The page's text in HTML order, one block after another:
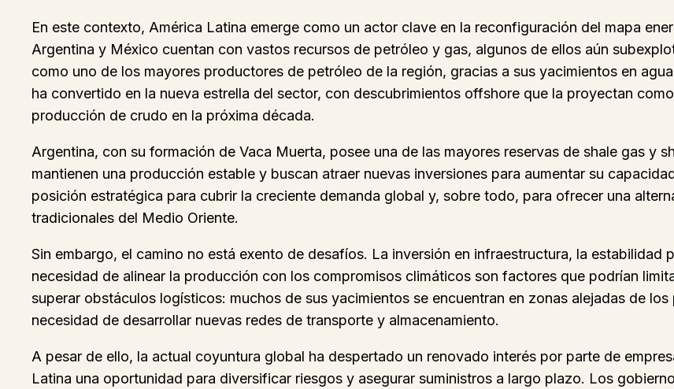
En este contexto, América Latina emerge como un actor clave en la reconfiguración del mapa
Argentina y México cuentan con vastos recursos de petróleo y gas, algunos de ellos aún
como uno de los mayores productores de petróleo de la región, gracias a sus yacimientos en
ha convertido en la nueva estrella del sector, con descubrimientos offshore que la proyectan
producción de crudo en la próxima década.
Argentina, con su formación de Vaca Muerta, posee una de las mayores reservas de shale gas y
mantienen una producción estable y buscan atraer nuevas inversiones para aumentar su
posición estratégica para cubrir la creciente demanda global y, sobre todo, para ofrecer una
tradicionales del Medio Oriente.
Sin embargo, el camino no está exento de desafíos. La inversión en infraestructura, la estabilidad
necesidad de alinear la producción con los compromisos climáticos son factores que podrían
superar obstáculos logísticos: muchos de sus yacimientos se encuentran en zonas alejadas de
necesidad de desarrollar nuevas redes de transporte y almacenamiento.
A pesar de ello, la actual coyuntura global ha despertado un renovado interés por parte de
Latina una oportunidad para diversificar riesgos y asegurar suministros a largo plazo. Los